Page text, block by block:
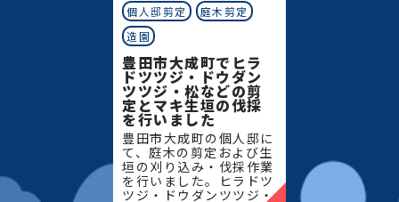
個人邸剪定
庭木剪定
造園
豊田市大成町でヒラ
ドツツジ・ドウダン
ツツジ・松などの剪
定とマキ生垣の伐採
を行いました
豊田市大成町の個人邸に
て、庭木の剪定および生
垣の刈り込み・伐採作業
を行いました。ヒラドツ
ツジ・ドウダンツツジ・